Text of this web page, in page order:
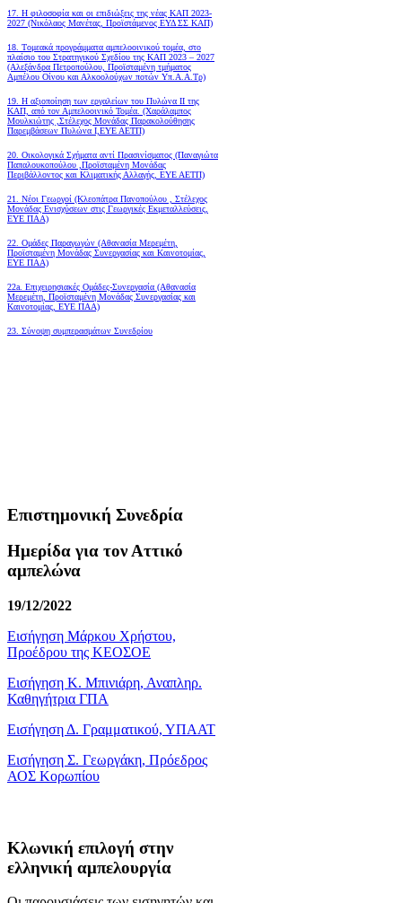
17. Η φιλοσοφία και οι επιδιώξεις της νέας ΚΑΠ 2023-
2027 (Νικόλαος Μανέτας, Προϊστάμενος ΕΥΔ ΣΣ ΚΑΠ)
18. Tομεακά προγράμματα αμπελοοινικού τομέα, στο
πλαίσιο του Στρατηγικού Σχεδίου της ΚΑΠ 2023 – 2027
(Αλεξάνδρα Πετροπούλου, Προϊσταμένη τμήματος
Αμπέλου Οίνου και Αλκοολούχων ποτών Υπ.Α.Α.Τρ)
19. Η αξιοποίηση των εργαλείων του Πυλώνα ΙΙ της
ΚΑΠ, από τον Αμπελοοινικό Τομέα. (Χαράλαμπος
Μουλκιώτης ,Στέλεχος Μονάδας Παρακολούθησης
Παρεμβάσεων Πυλώνα Ι,ΕΥΕ ΑΕΤΠ)
20. Οικολογικά Σχήματα αντί Πρασινίσματος (Παναγιώτα
Παπαλουκοπούλου ,Προϊσταμένη Μονάδας
Περιβάλλοντος και Κλιματικής Αλλαγής, ΕΥΕ ΑΕΤΠ)
21. Νέοι Γεωργοί (Κλεοπάτρα Πανοπούλου , Στέλεχος
Μονάδας Ενισχύσεων στις Γεωργικές Εκμεταλλεύσεις,
ΕΥΕ ΠΑΑ)
22. Ομάδες Παραγωγών (Αθανασία Μερεμέτη,
Προϊσταμένη Μονάδας Συνεργασίας και Καινοτομίας,
ΕΥΕ ΠΑΑ)
22a. Επιχειρησιακές Ομάδες-Συνεργασία (Αθανασία
Μερεμέτη, Προϊσταμένη Μονάδας Συνεργασίας και
Καινοτομίας, ΕΥΕ ΠΑΑ)
23. Σύνοψη συμπερασμάτων Συνεδρίου
Επιστημονική Συνεδρία
Ημερίδα για τον Αττικό
αμπελώνα
19/12/2022
Εισήγηση Μάρκου Χρήστου,
Προέδρου της ΚΕΟΣΟΕ
Εισήγηση Κ. Μπινιάρη, Αναπληρ.
Καθηγήτρια ΓΠΑ
Εισήγηση Δ. Γραμματικού, ΥΠΑΑΤ
Εισήγηση Σ. Γεωργάκη, Πρόεδρος
ΑΟΣ Κορωπίου
Κλωνική επιλογή στην
ελληνική αμπελουργία